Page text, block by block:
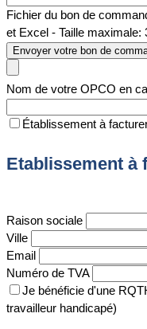
Fichier du bon de
et Excel - Taille maximale:
Envoyer votre bon de
Nom de votre OPCO en
Établissement à
Etablissement à
Raison sociale
Ville
Email
Numéro de TVA
Je bénéficie d'une
travailleur handicapé)